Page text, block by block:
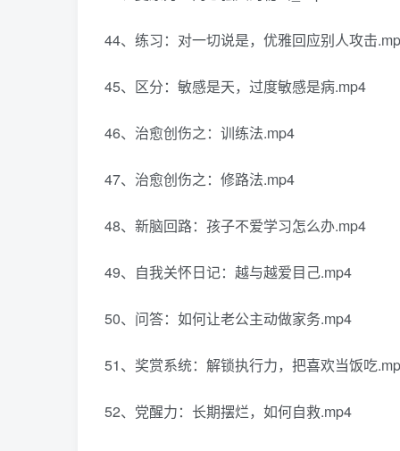
44、练习：对一切说是，优雅回应别人攻击
45、区分：敏感是天，过度敏感是病.mp4
46、治愈创伤之：训练法.mp4
47、治愈创伤之：修路法.mp4
48、新脑回路：孩子不爱学习怎么办.mp4
49、自我关怀日记：越与越爱目己.mp4
50、问答：如何让老公主动做家务.mp4
51、奖赏系统：解锁执行力，把喜欢当饭吃
52、党醒力：长期摆烂，如何自救.mp4